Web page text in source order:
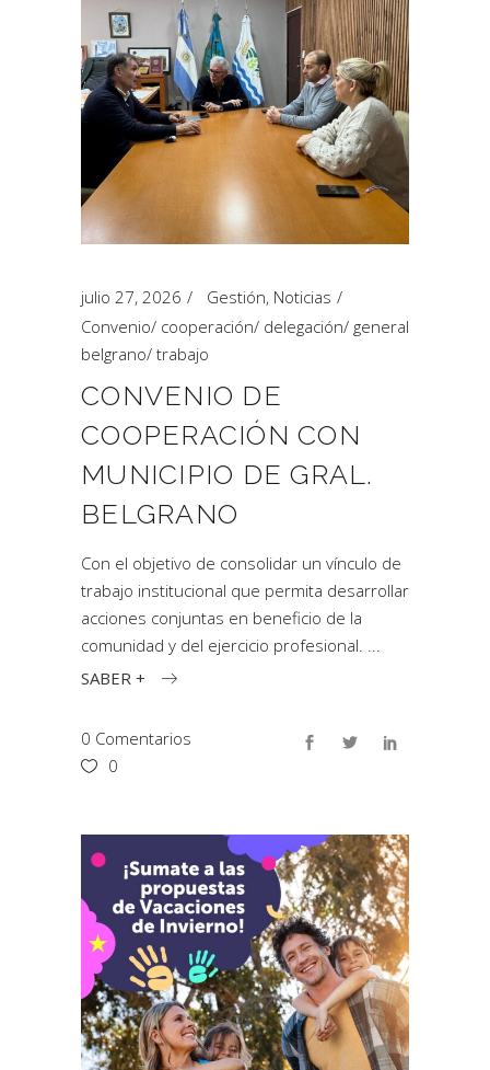
julio 27, 2026 Gestión, Noticias
Convenio/ cooperación/ delegación/ general
belgrano/ trabajo
CONVENIO DE
COOPERACIÓN CON
MUNICIPIO DE GRAL.
BELGRANO
Con el objetivo de consolidar un vínculo de
trabajo institucional que permita desarrollar
acciones conjuntas en beneficio de la
comunidad y del ejercicio profesional.
SABER +
0 Comentarios
0